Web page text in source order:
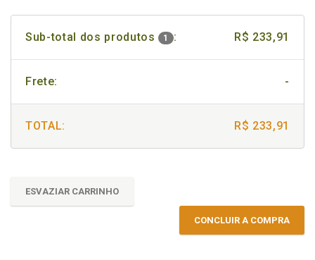
Sub-total dos produtos 1 : R$ 233,91
Frete: -
TOTAL: R$ 233,91
ESVAZIAR CARRINHO
CONCLUIR A COMPRA